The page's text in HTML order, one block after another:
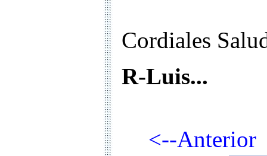
Cordiales
R-Luis...
<--